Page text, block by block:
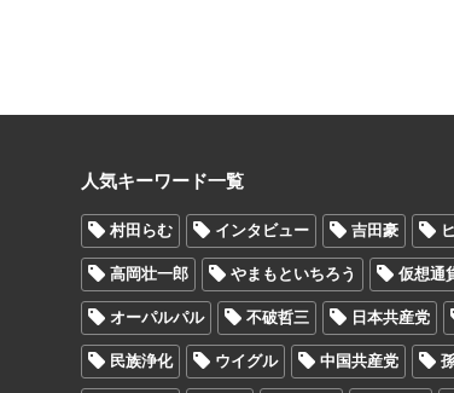
人気キーワード一覧
村田らむ インタビュー 吉田豪
高岡壮一郎 やまもといちろう 仮想通
オーパルパル 不破哲三 日本共産党
民族浄化 ウイグル 中国共産党